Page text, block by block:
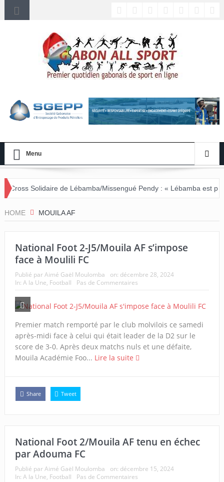
Menu
de Lébamba/Missengué Pendy : « Lébamba est prêt à accueillir ce
HOME MOUILA AF
National Foot 2-J5/Mouila AF s’impose
face à Moulili FC
Publié parAimé Gaël Moulomba on: décembre 28, 2024
In: A la Une, Football Pas de Commentaires
Premier match remporté par le club molvilois ce samedi
après-midi face à celui qui était leader de la D2 sur le
score de 3-0. Après deux matchs nuls et une défaite,
Mouila Académie Foo... Lire la suite
Share Tweet
National Foot 2/Mouila AF tenu en échec
par Adouma FC
Publié parAimé Gaël Moulomba on: décembre 15, 2024
In: A la Une, Football Pas de Commentaires